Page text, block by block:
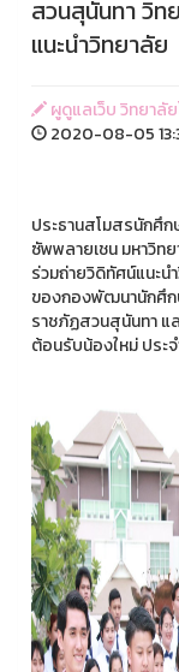
สวนสุนันทา วิท
แนะนำวิทยาลัย
ผูดูแลเว็บ วิทยาลั
2020-08-05
ประธานสโมสรนักศึ
ซัพพลายเชน มหาวิท
ร่วมถ่ายวิดิทัศน์แนะน
ของกองพัฒนานักศึก
ราชภัฏสวนสุนันทา แ
ต้อนรับน้องใหม่ ประ